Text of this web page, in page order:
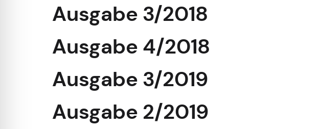
Ausgabe 3/2018
Ausgabe 4/2018
Ausgabe 3/2019
Ausgabe 2/2019